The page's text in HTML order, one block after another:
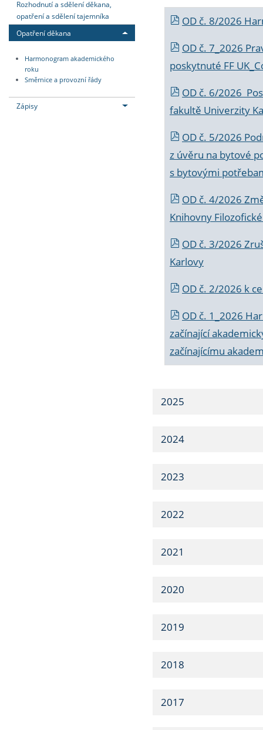
Rozhodnutí a sdělení děkana,
opatření a sdělení tajemníka
Opatření děkana
Harmonogram akademického
roku
Směrnice a provozní řády
Zápisy
OD č. 8/2026
OD č. 7_2026
poskytnuté FF
OD č. 6/2026
fakultě Univerzity
OD č. 5/2026
z úvěru na bytové
s bytovými
OD č. 4/2026
Knihovny
OD č. 3/2026
Karlovy
OD č. 2/2026 k
OD č. 1_2026
začínající
začínajícímu
2025
2024
2023
2022
2021
2020
2019
2018
2017